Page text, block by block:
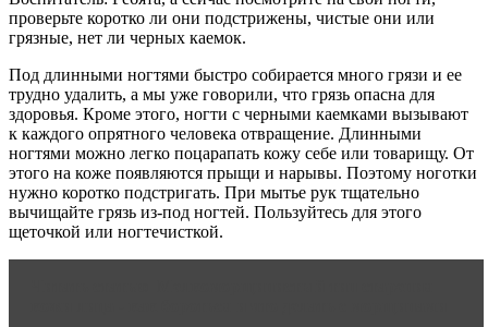
проверьте коротко ли они подстрижены, чистые они или
грязные, нет ли черных каемок.
Под длинными ногтями быстро собирается много грязи и ее
трудно удалить, а мы уже говорили, что грязь опасна для
здоровья. Кроме этого, ногти с черными каемками вызывают
к каждого опрятного человека отвращение. Длинными
ногтями можно легко поцарапать кожу себе или товарищу. От
этого на коже появляются прыщи и нарывы. Поэтому ноготки
нужно коротко подстригать. При мытье рук тщательно
вычищайте грязь из-под ногтей. Пользуйтесь для этого
щеточкой или ногтечисткой.